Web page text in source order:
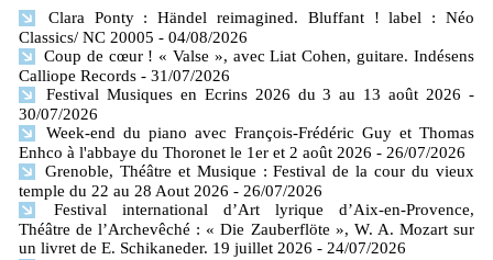
Clara Ponty : Händel reimagined. Bluffant ! label : Néo
Classics/ NC 20005 - 04/08/2026
Coup de cœur ! « Valse », avec Liat Cohen, guitare. Indésens
Calliope Records - 31/07/2026
Festival Musiques en Ecrins 2026 du 3 au 13 août 2026 -
30/07/2026
Week-end du piano avec François-Frédéric Guy et Thomas
Enhco à l'abbaye du Thoronet le 1er et 2 août 2026 - 26/07/2026
Grenoble, Théâtre et Musique : Festival de la cour du vieux
temple du 22 au 28 Aout 2026 - 26/07/2026
Festival international d’Art lyrique d’Aix-en-Provence,
Théâtre de l’Archevêché : « Die Zauberflöte », W. A. Mozart sur
un livret de E. Schikaneder. 19 juillet 2026 - 24/07/2026